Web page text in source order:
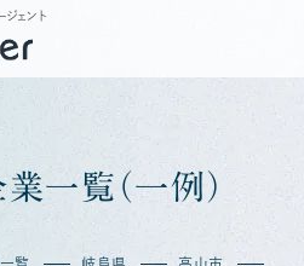
ェント
業一覧 （ 一例 ）